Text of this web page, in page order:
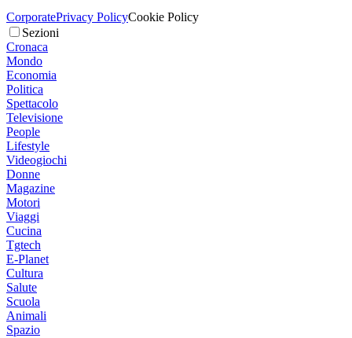
CorporatePrivacy PolicyCookie Policy
Sezioni
Cronaca
Mondo
Economia
Politica
Spettacolo
Televisione
People
Lifestyle
Videogiochi
Donne
Magazine
Motori
Viaggi
Cucina
Tgtech
E-Planet
Cultura
Salute
Scuola
Animali
Spazio